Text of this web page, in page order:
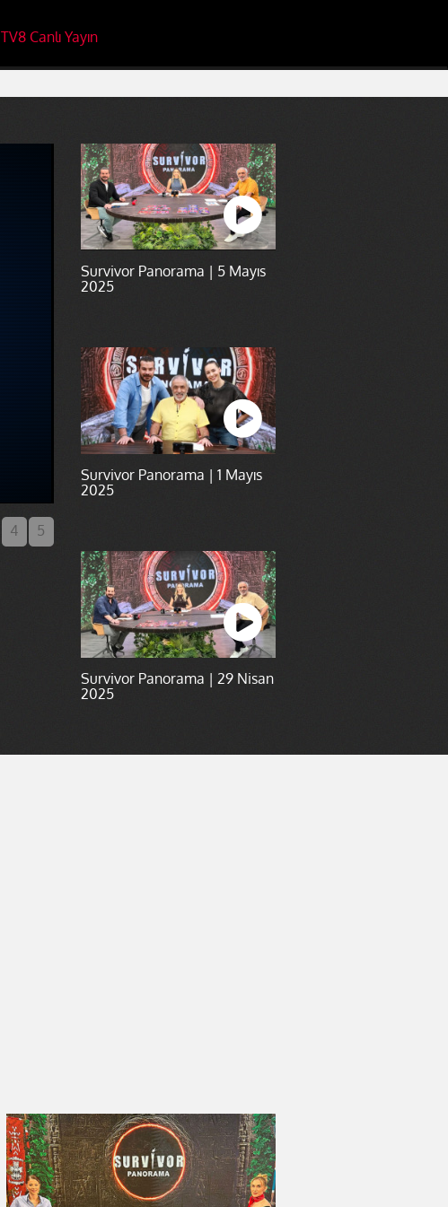
TV8 Canlı Yayın
4 5
Survivor Panorama | 5 Mayıs
2025
Survivor Panorama | 1 Mayıs
2025
Survivor Panorama | 29 Nisan
2025